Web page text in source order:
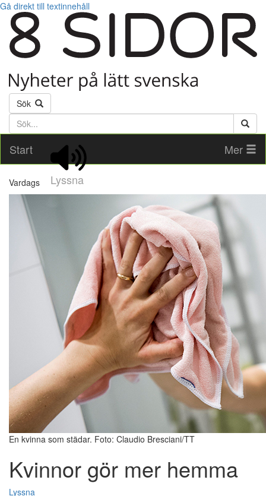
Gå direkt till textinnehåll
Sök
Söktext
Start
Lyssna
Mer
Vardags
En kvinna som städar. Foto: Claudio Bresciani/TT
Kvinnor gör mer hemma
Lyssna